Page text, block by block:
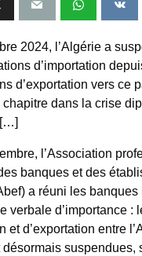
2024, l’Algérie a
d’importation
d’exportation vers ce
chapitre dans la crise
l’Association
banques et des
a réuni les
verbale d’importance :
et d’exportation entre
désormais suspendues,